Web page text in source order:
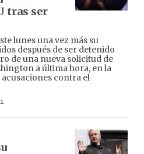
tras ser
lunes una vez más su
después de ser detenido
de una nueva solicitud de
a última hora, en la
acusaciones contra el